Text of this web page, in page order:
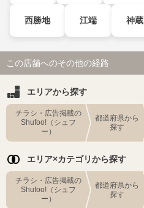
西勝地 江端 神蔵
この店舗へのその他の経路
エリアから探す
チラシ・広告掲載の
Shufoo!（シュフ
ー）
都道府県から
探す
エリア×カテゴリから探す
チラシ・広告掲載の
Shufoo!（シュフ
ー）
都道府県から
探す